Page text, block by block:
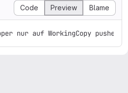
Code Preview Blame
nur auf WorkingCopy